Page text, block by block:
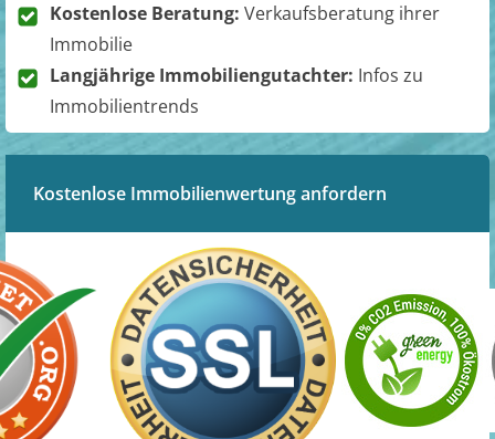
Kostenlose Beratung: Verkaufsberatung ihrer
Immobilie
Langjährige Immobiliengutachter: Infos zu
Immobilientrends
Kostenlose Immobilienwertung anfordern